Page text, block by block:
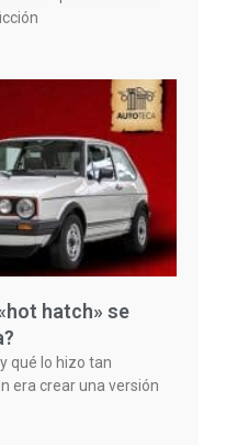
hatch» se
qué lo hizo tan
era crear una versión